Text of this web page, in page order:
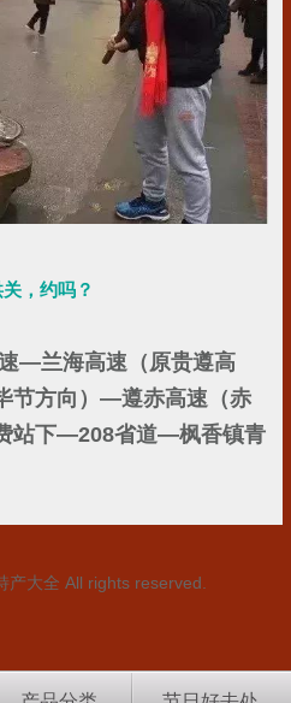
，约吗？
—兰海高速（原贵遵高
节方向）—遵赤高速（赤
站下—208省道—枫香镇青
产大全 All rights reserved.